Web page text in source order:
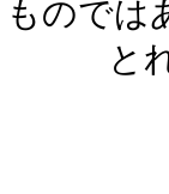
ものでは
と